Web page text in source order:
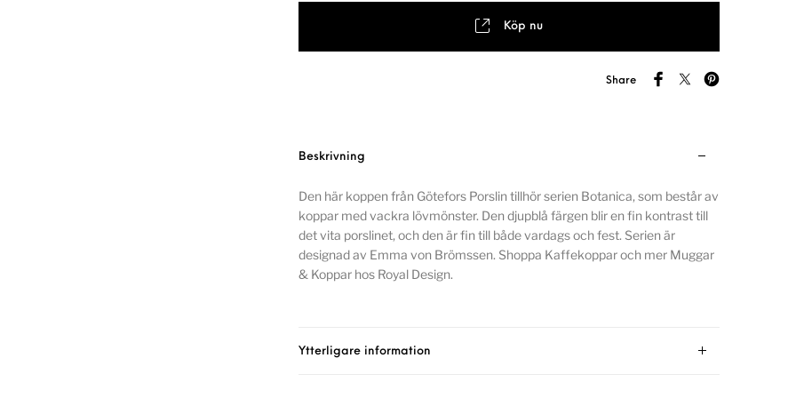
Köp nu
Share
Beskrivning
Den här koppen från Götefors Porslin tillhör serien Botanica, som består av
koppar med vackra lövmönster. Den djupblå färgen blir en fin kontrast till
det vita porslinet, och den är fin till både vardags och fest. Serien är
designad av Emma von Brömssen. Shoppa Kaffekoppar och mer Muggar
& Koppar hos Royal Design.
Ytterligare information